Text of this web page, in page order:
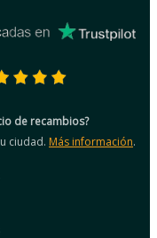
de recambios?
ciudad. Más información.